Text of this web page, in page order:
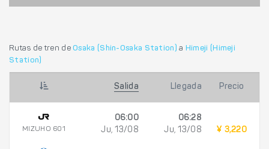
Rutas de tren deOsaka (Shin-Osaka Station) a Himeji (Himeji
Station)
Salida Llegada Precio
MIZUHO 601
06:00
Ju, 13/08
06:28
Ju, 13/08
¥ 3,220